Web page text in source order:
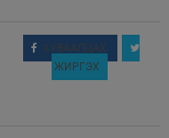
ХУВААЛЦАХ
ЖИРГЭХ